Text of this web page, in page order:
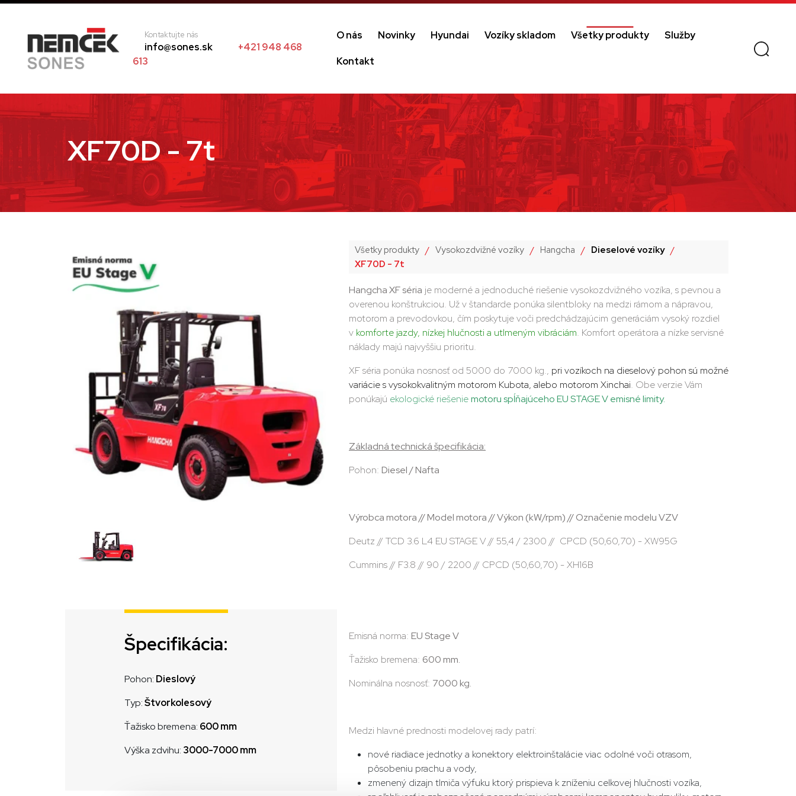
Kontaktujte nás
info@sones.sk
+421 948 468
613
O nás Novinky Hyundai Vozíky skladom Všetky produkty Služby
Kontakt
XF70D - 7t
Špecifikácia:
Pohon: Dieslový
Typ:Štvorkolesový
Ťažisko bremena: 600 mm
Výška zdvihu: 3000-7000 mm
Všetky produkty / Vysokozdvižné vozíky / Hangcha / Dieselové vozíky /
XF70D - 7t
Hangcha XF séria je moderné a jednoduché riešenie vysokozdvižného vozíka, s pevnou a
overenou konštrukciou. Už v štandarde ponúka silentbloky na medzi rámom a nápravou,
motorom a prevodovkou, čím poskytuje voči predchádzajúcim generáciám vysoký rozdiel
v komforte jazdy, nízkej hlučnosti a utlmeným vibráciám. Komfort operátora a nízke servisné
náklady majú najvyššiu prioritu.
XF séria ponúka nosnosť od 5000 do 7000 kg., pri vozíkoch na dieselový pohon sú možné
variácie s vysokokvalitným motorom Kubota, alebo motorom Xinchai. Obe verzieVám
ponúkajú ekologické riešeniemotoru spĺňajúceho EU STAGE V emisné limity.
Základná technická špecifikácia:
Pohon: Diesel / Nafta
Výrobca motora // Model motora // Výkon (kW/rpm) // Označenie modelu VZV
Deutz // TCD 3.6 L4 EU STAGE V // 55,4 / 2300 // CPCD (50,60,70) - XW95G
Cummins // F3.8 // 90 / 2200 // CPCD (50,60,70) - XH16B
Emisná norma: EU Stage V
Ťažisko bremena: 600 mm.
Nominálna nosnosť: 7000 kg.
Medzi hlavné prednosti modelovej rady patrí:
nové riadiace jednotky a konektory elektroinštalácie viac odolné voči otrasom,
pôsobeniu prachu a vody,
zmenený dizajn tlmiča výfuku ktorý prispieva k zníženiu celkovej hlučnosti vozíka,